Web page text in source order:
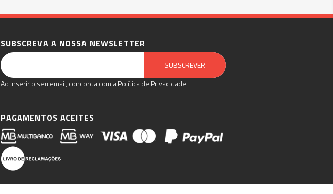
SUBSCREVA A NOSSA NEWSLETTER
SUBSCREVER
Email Marketing by E-goi
Ao inserir o seu email, concorda com a Política de Privacidade
PAGAMENTOS ACEITES